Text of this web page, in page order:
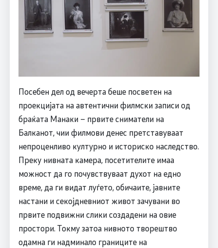
Посебен дел од вечерта беше посветен на
проекцијата на автентични филмски записи од
браќата Манаки – првите сниматели на
Балканот, чии филмови денес претставуваат
непроценливо културно и историско наследство.
Преку нивната камера, посетителите имаа
можност да го почувствуваат духот на едно
време, да ги видат луѓето, обичаите, јавните
настани и секојдневниот живот зачувани во
првите подвижни слики создадени на овие
простори. Токму затоа нивното творештво
одамна ги надминало границите на